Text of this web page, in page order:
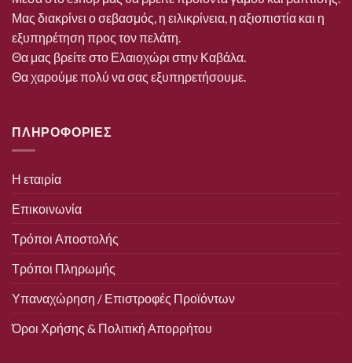
Μας διακρίνει ο σεβασμός, η ειλικρίνεια, η αξιοπιστία και η
εξυπηρέτηση προς τον πελάτη.
Θα μας βρείτε στο Ελαιοχώρι στην Καβάλα.
Θα χαρούμε πολύ να σας εξυπηρετήσουμε.
ΠΛΗΡΟΦΟΡΙΕΣ
Η εταιρία
Επικοινωνία
Τρόποι Αποστολής
Τρόποι Πληρωμής
Υπαναχώρηση / Επιστροφές Προϊόντων
Όροι Χρήσης & Πολιτική Απορρήτου